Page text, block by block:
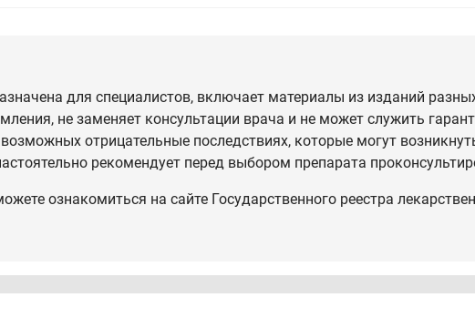
для специалистов, включает материалы из изданий
не заменяет консультации врача и не может служить
отрицательные последствиях, которые могут
рекомендует перед выбором препарата
ознакомиться на сайте Государственного реестра